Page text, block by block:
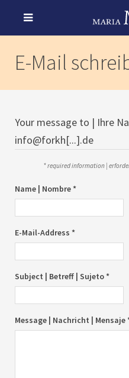
E-Mail
Your message to | Ihre
info@forkh[...].de
* required information |
Name | Nombre *
E-Mail-Address *
Subject | Betreff | Sujeto *
Message | Nachricht | Mensaje